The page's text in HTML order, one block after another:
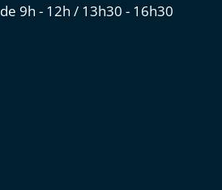
de 9h - 12h / 13h30 - 16h30